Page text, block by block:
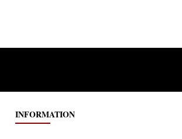
INFORMATION